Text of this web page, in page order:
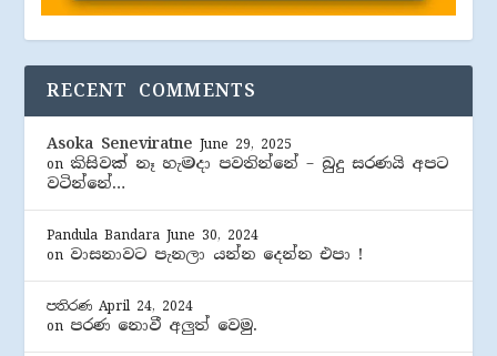
RECENT COMMENTS
Asoka Seneviratne June 29, 2025
on කිසිවක් නෑ හැමදා පවතින්නේ – බුදු සරණයි අපට
වටින්නේ…
Pandula Bandara June 30, 2024
on වාසනාවට පැනලා යන්න දෙන්න එපා !
පතිරණ April 24, 2024
on පරණ නොවී අලුත් වෙමු.